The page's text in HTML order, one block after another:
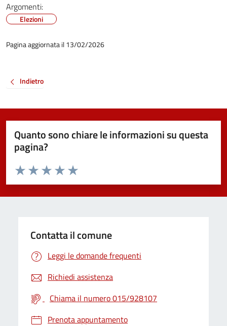
Argomenti:
Elezioni
Pagina aggiornata il 13/02/2026
Indietro
Quanto sono chiare le informazioni su questa
pagina?
Valuta da 1 a 5 stelle la pagina
Valuta 5 stelle su 5
Valuta 4 stelle su 5
Valuta 3 stelle su 5
Valuta 2 stelle su 5
Valuta 1 stelle su 5
Contatta il comune
Leggi le domande frequenti
Richiedi assistenza
Chiama il numero 015/928107
Prenota appuntamento